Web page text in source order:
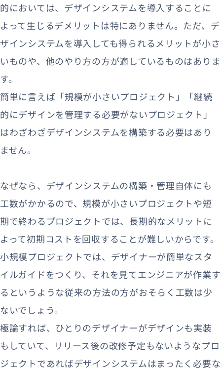
的においては、デザインシステムを導入することに
よって生じるデメリットは特にありません。ただ、デ
ザインシステムを導入しても得られるメリットが小さ
いものや、他のやり方の方が適しているものはありま
す。
簡単に言えば「規模が小さいプロジェクト」「継続
的にデザインを管理する必要がないプロジェクト」
はわざわざデザインシステムを構築する必要はあり
ません。
なぜなら、デザインシステムの構築・管理自体にも
工数がかかるので、規模が小さいプロジェクトや短
期で終わるプロジェクトでは、長期的なメリットに
よって初期コストを回収することが難しいからです。
小規模プロジェクトでは、デザイナーが簡単なスタ
イルガイドをつくり、それを見てエンジニアが作業す
るというような従来の方法の方がおそらく工数は少
ないでしょう。
極論すれば、ひとりのデザイナーがデザインも実装
もしていて、リリース後の改修予定もないようなプロ
ジェクトであればデザインシステムはまったく必要な